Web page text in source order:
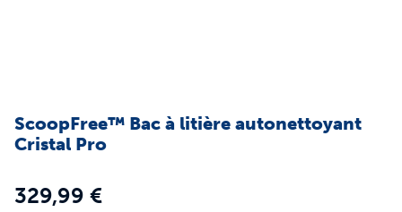
ScoopFree™ Bac à litière autonettoyant
Cristal Pro
329,99 €